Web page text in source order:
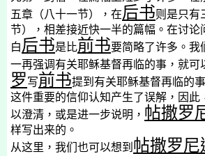
五章（八十一节），在后书则是只有
节），相差接近快一半的篇幅。在讨论
白 后书是比前书要简略了许多。我
一再强调有关耶稣基督再临的事，就可
罗写前书提到有关耶稣基督再临的
这件重要的信仰认知产生了误解，因此
以澄清，或是进一步说明， 帖撒罗
样写出来的。
从这里，我们也可以想到 帖撒罗尼